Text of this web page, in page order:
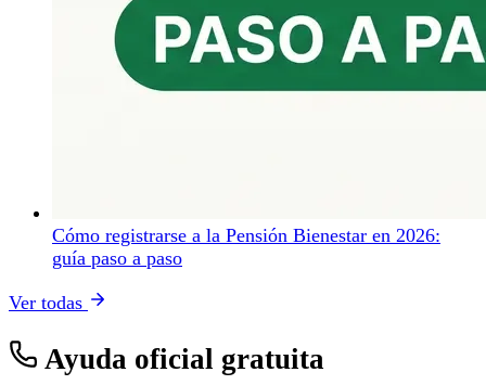
Cómo registrarse a la Pensión Bienestar en 2026:
guía paso a paso
Ver todas
Ayuda oficial gratuita